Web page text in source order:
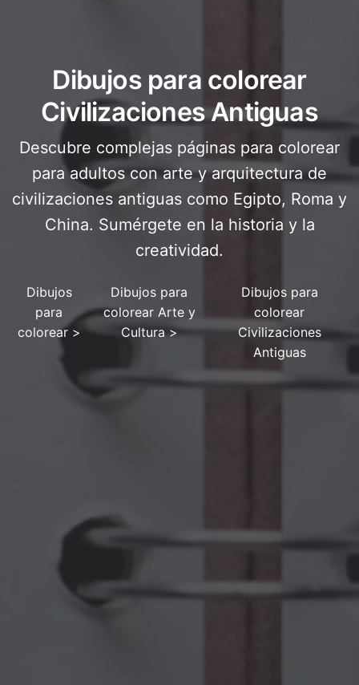
Dibujos para colorear
Civilizaciones Antiguas
Descubre complejas páginas para colorear
para adultos con arte y arquitectura de
civilizaciones antiguas como Egipto, Roma y
China. Sumérgete en la historia y la
creatividad.
Dibujos
para
colorear>
Dibujos para
colorear Arte y
Cultura>
Dibujos para
colorear
Civilizaciones
Antiguas